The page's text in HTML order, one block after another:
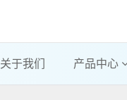
关于我们 产品中心